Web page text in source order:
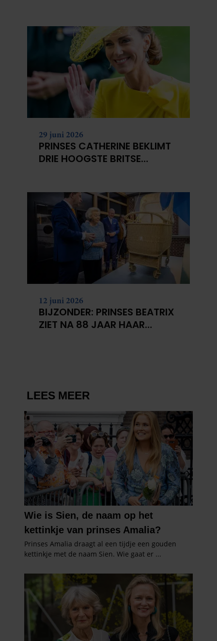
29 juni 2026
PRINSES CATHERINE BEKLIMT
DRIE HOOGSTE BRITSE
12 juni 2026
BIJZONDER: PRINSES BEATRIX
ZIET NA 88 JAAR HAAR